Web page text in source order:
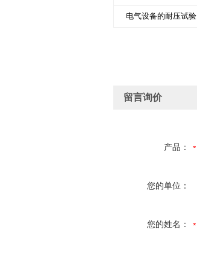
电气设备的耐压试验
留言询价
产品：
您的单位：
您的姓名：